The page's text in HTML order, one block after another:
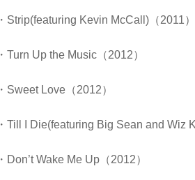
・Strip(featuring Kevin McCall)（2011）
・Turn Up the Music（2012）
・Sweet Love（2012）
・Till I Die(featuring Big Sean and Wiz
・Don’t Wake Me Up（2012）